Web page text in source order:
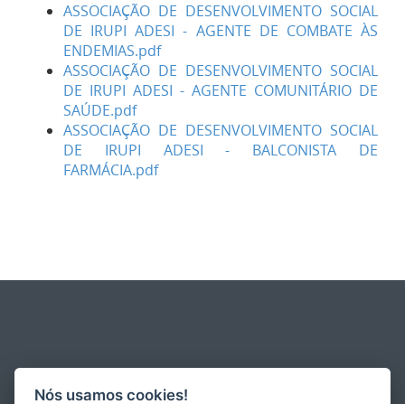
ASSOCIAÇÃO DE DESENVOLVIMENTO SOCIAL
DE IRUPI ADESI - AGENTE DE COMBATE ÀS
ENDEMIAS.pdf
ASSOCIAÇÃO DE DESENVOLVIMENTO SOCIAL
DE IRUPI ADESI - AGENTE COMUNITÁRIO DE
SAÚDE.pdf
ASSOCIAÇÃO DE DESENVOLVIMENTO SOCIAL
DE IRUPI ADESI - BALCONISTA DE
FARMÁCIA.pdf
Nós usamos cookies!